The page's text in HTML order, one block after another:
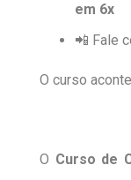
em 6x
📲 Fale
O curso
O Curso de